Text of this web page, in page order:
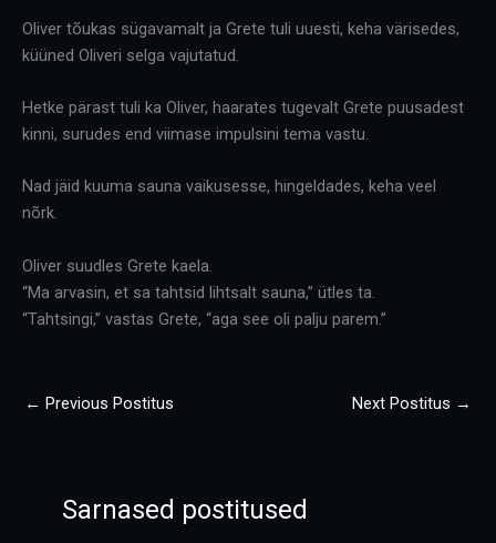
Oliver tõukas sügavamalt ja Grete tuli uuesti, keha värisedes,
küüned Oliveri selga vajutatud.
Hetke pärast tuli ka Oliver, haarates tugevalt Grete puusadest
kinni, surudes end viimase impulsini tema vastu.
Nad jäid kuuma sauna vaikusesse, hingeldades, keha veel
nõrk.
Oliver suudles Grete kaela.
“Ma arvasin, et sa tahtsid lihtsalt sauna,” ütles ta.
“Tahtsingi,” vastas Grete, “aga see oli palju parem.”
← Previous Postitus Next Postitus →
Sarnased postitused